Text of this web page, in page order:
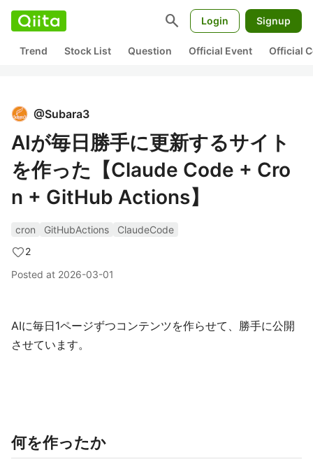
search Login Signup
Trend Stock List Question Official Event Official
@Subara3
AIが毎日勝手に更新するサイト
を作った【Claude Code + Cro
n + GitHub Actions】
cron GitHubActions
ClaudeCode
2
Posted at 2026-03-01
AIに毎日1ページずつコンテンツを作らせて、勝手に公開
させています。
何を作ったか